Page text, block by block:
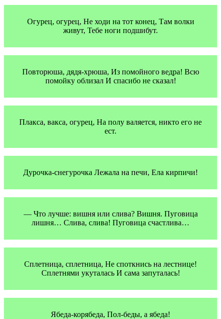
Огурец, огурец, Не ходи на тот конец, Там волки
живут, Тебе ноги подшибут.
Повторюша, дядя-хрюша, Из помойного ведра! Всю
помойку облизал И спасибо не сказал!
Плакса, вакса, огурец, На полу валяется, никто его не
ест.
Дурочка-снегурочка Лежала на печи, Ела кирпичи!
— Что лучше: вишня или слива? Вишня. Пуговица
лишня… Слива, слива! Пуговица счастлива…
Сплетница, сплетница, Не споткнись на лестнице!
Сплетнями укуталась И сама запуталась!
Ябеда-корябеда, Пол-беды, а ябеда!